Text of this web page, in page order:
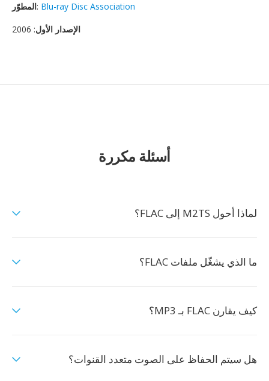
المطوّر: Blu-ray Disc Association
الإصدار الأول: 2006
أسئلة مكررة
لماذا أحول M2TS إلى FLAC؟
ما الذي يشغّل ملفات FLAC؟
كيف يقارن FLAC بـ MP3؟
هل سيتم الحفاظ على الصوت متعدد القنوات؟